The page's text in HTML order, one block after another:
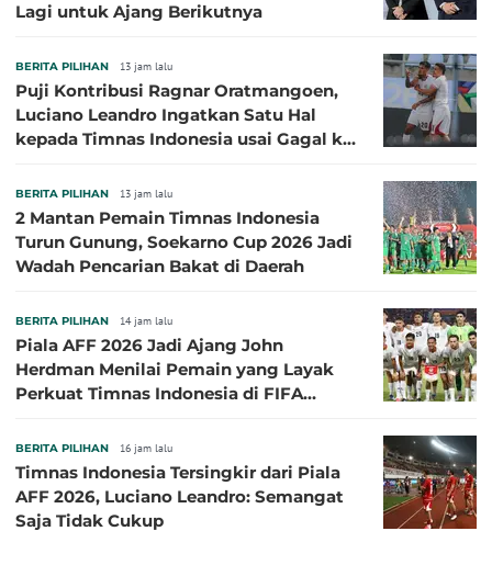
Lagi untuk Ajang Berikutnya
BERITA PILIHAN 13 jam lalu
Puji Kontribusi Ragnar Oratmangoen,
Luciano Leandro Ingatkan Satu Hal
kepada Timnas Indonesia usai Gagal ke
BERITA PILIHAN 13 jam lalu
2 Mantan Pemain Timnas Indonesia
Turun Gunung, Soekarno Cup 2026 Jadi
Wadah Pencarian Bakat di Daerah
BERITA PILIHAN 14 jam lalu
Piala AFF 2026 Jadi Ajang John
Herdman Menilai Pemain yang Layak
Perkuat Timnas Indonesia di FIFA
BERITA PILIHAN 16 jam lalu
Timnas Indonesia Tersingkir dari Piala
AFF 2026, Luciano Leandro: Semangat
Saja Tidak Cukup